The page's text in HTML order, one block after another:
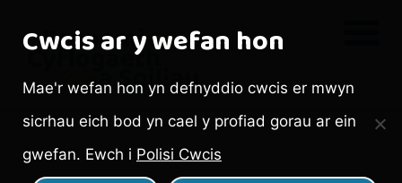
Cwcis ar y wefan hon
Mae'r wefan hon yn defnyddio cwcis er mwyn
sicrhau eich bod yn cael y profiad gorau ar ein
gwefan. Ewch i Polisi Cwcis